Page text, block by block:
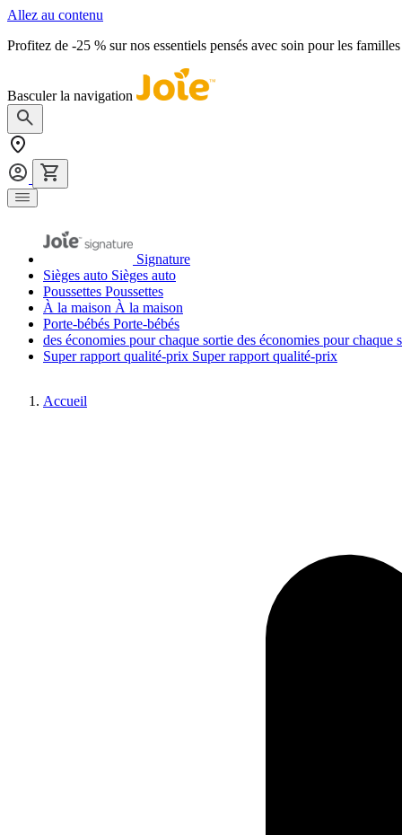
Allez au contenu
Profitez de -25 % sur nos essentiels pensés avec soin pour les familles
Basculer la navigation
Signature
Sièges auto Sièges auto
Poussettes Poussettes
À la maison À la maison
Porte-bébés Porte-bébés
des économies pour chaque sortie des économies pour chaque
Super rapport qualité-prix Super rapport qualité-prix
Accueil